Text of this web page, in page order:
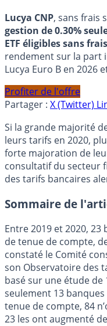
Lucya CNP, sans frais
gestion de 0.30%
ETF éligibles sans
rendement sur la part
Lucya Euro B en 2026
Profiter de l'offre
Partager : X (Twitter)
Si la grande majorité
leurs tarifs en 2020,
forte majoration de
consultatif du secteur
des tarifs bancaires
Sommaire de
Entre 2019 et 2020,
de tenue de compte,
constaté le Comité
son Observatoire des
basé sur une étude de
seulement 13
tenue de compte, 84
23 les ont augmenté